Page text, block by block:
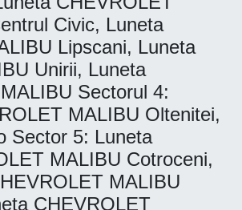
Civic, Luneta
Lipscani, Luneta
Unirii, Luneta
Sectorul 4:
MALIBU Oltenitei,
Sector 5: Luneta
MALIBU Cotroceni,
MALIBU
CHEVROLET